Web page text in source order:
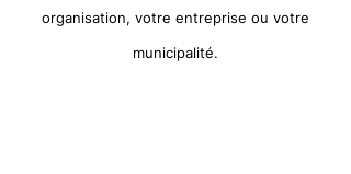
organisation, votre entreprise ou votre
municipalité.